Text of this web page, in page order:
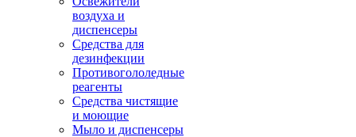
воздуха и
диспенсеры
Средства для
дезинфекции
Противогололедные
реагенты
Средства чистящие
и моющие
Мыло и диспенсеры